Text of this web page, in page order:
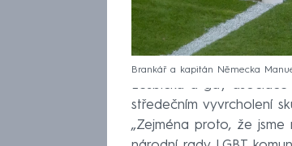
Brankář a kapitán Německa
Lesbická a gay
středečním vyvrcholení
„Zejména proto, že jsme